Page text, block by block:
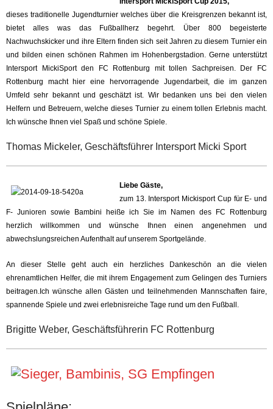
dieses traditionelle Jugendturnier welches über die Kreisgrenzen bekannt ist,
bietet alles was das Fußballherz begehrt. Über 800 begeisterte
Nachwuchskicker und ihre Eltern finden sich seit Jahren zu diesem Turnier ein
und bilden einen schönen Rahmen im Hohenbergstadion. Gerne unterstützt
Intersport MickiSport den FC Rottenburg mit tollen Sachpreisen. Der FC
Rottenburg macht hier eine hervorragende Jugendarbeit, die im ganzen
Umfeld sehr bekannt und geschätzt ist. Wir bedanken uns bei den vielen
Helfern und Betreuern, welche dieses Turnier zu einem tollen Erlebnis macht.
Ich wünsche Ihnen viel Spaß und schöne Spiele.
Thomas Mickeler, Geschäftsführer Intersport Micki Sport
Liebe Gäste,
zum 13. Intersport Mickisport Cup für E- und
F- Junioren sowie Bambini heiße ich Sie im Namen des FC Rottenburg
herzlich willkommen und wünsche Ihnen einen angenehmen und
abwechslungsreichen Aufenthalt auf unserem Sportgelände.
An dieser Stelle geht auch ein herzliches Dankeschön an die vielen
ehrenamtlichen Helfer, die mit ihrem Engagement zum Gelingen des Turniers
beitragen.Ich wünsche allen Gästen und teilnehmenden Mannschaften faire,
spannende Spiele und zwei erlebnisreiche Tage rund um den Fußball.
Brigitte Weber, Geschäftsführerin FC Rottenburg